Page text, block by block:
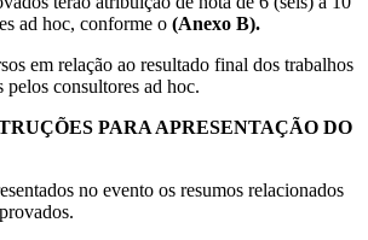
ad hoc, conforme o (Anexo B).
em relação ao resultado final dos trabalhos
pelos consultores ad hoc.
PARA APRESENTAÇÃO DO
no evento os resumos relacionados